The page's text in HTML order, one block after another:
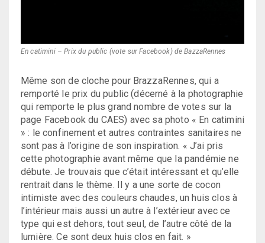
En catimini – Prix du public (vote sur Facebook) de BazzaRennes
Même son de cloche pour BrazzaRennes, qui a
remporté le prix du public (décerné à la photographie
qui remporte le plus grand nombre de votes sur la
page Facebook du CAES) avec sa photo « En catimini
» : le confinement et autres contraintes sanitaires ne
sont pas à l’origine de son inspiration. « J’ai pris
cette photographie avant même que la pandémie ne
débute. Je trouvais que c’était intéressant et qu’elle
rentrait dans le thème. Il y a une sorte de cocon
intimiste avec des couleurs chaudes, un huis clos à
l’intérieur mais aussi un autre à l’extérieur avec ce
type qui est dehors, tout seul, de l’autre côté de la
lumière. Ce sont deux huis clos en fait. »